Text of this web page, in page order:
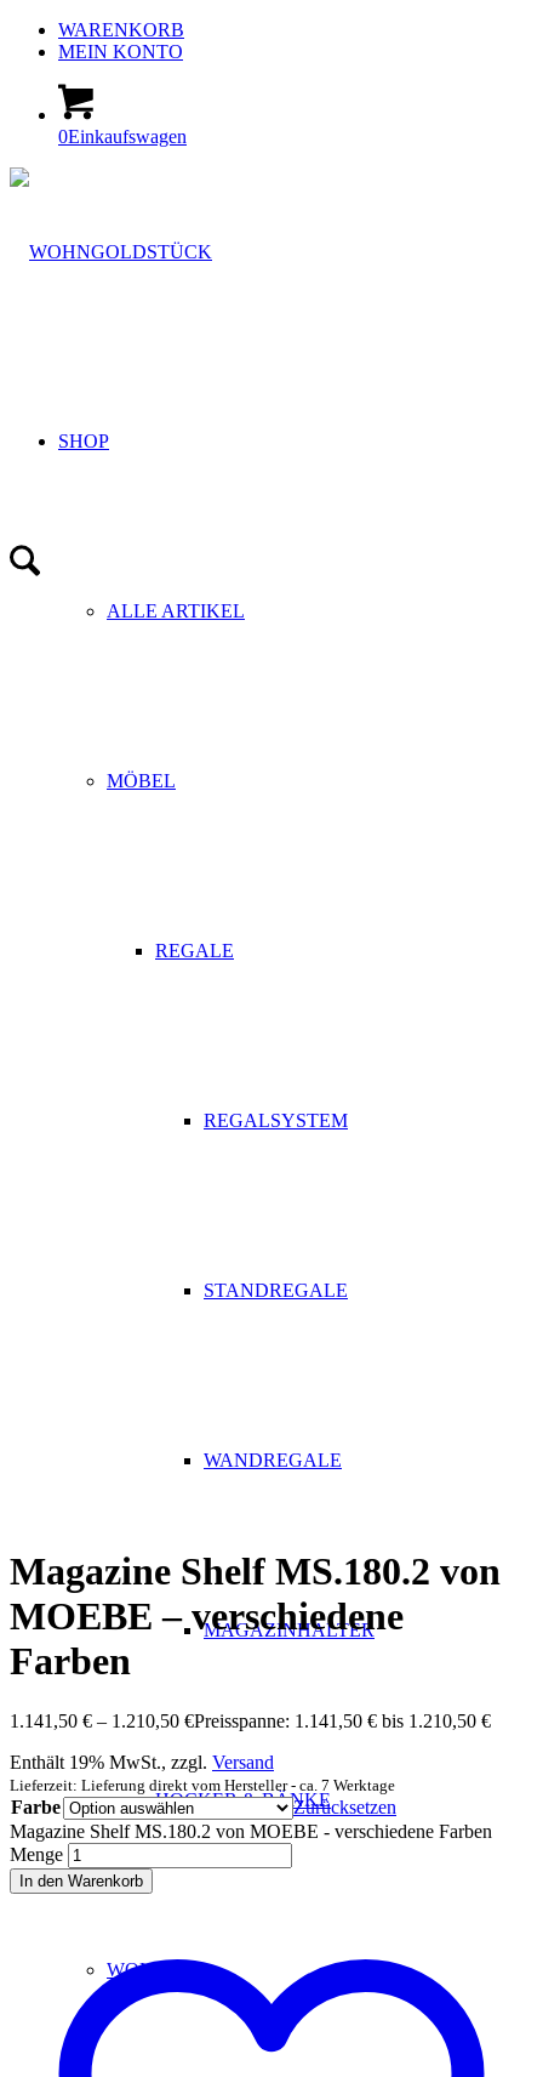
WARENKORB
MEIN KONTO
0Einkaufswagen
SHOP
ALLE ARTIKEL
MÖBEL
REGALE
REGALSYSTEM
STANDREGALE
WANDREGALE
MAGAZINHALTER
HOCKER & BÄNKE
WOHNEN
Magazine Shelf MS.180.2 von
MOEBE – verschiedene
Farben
1.141,50 € – 1.210,50 €Preisspanne: 1.141,50 € bis 1.210,50 €
Enthält 19% MwSt., zzgl. Versand
Lieferzeit: Lieferung direkt vom Hersteller - ca. 7 Werktage
Farbe
Zurücksetzen
Magazine Shelf MS.180.2 von MOEBE - verschiedene Farben
Menge
In den Warenkorb